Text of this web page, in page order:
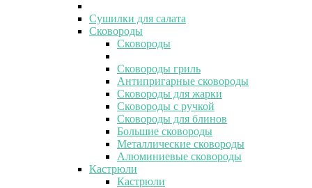
Сушилки для салата
Сковороды
Сковороды
Сковороды гриль
Антипригарные сковороды
Сковороды для жарки
Сковороды с ручкой
Сковороды для блинов
Большие сковороды
Металлические сковороды
Алюминиевые сковороды
Кастрюли
Кастрюли